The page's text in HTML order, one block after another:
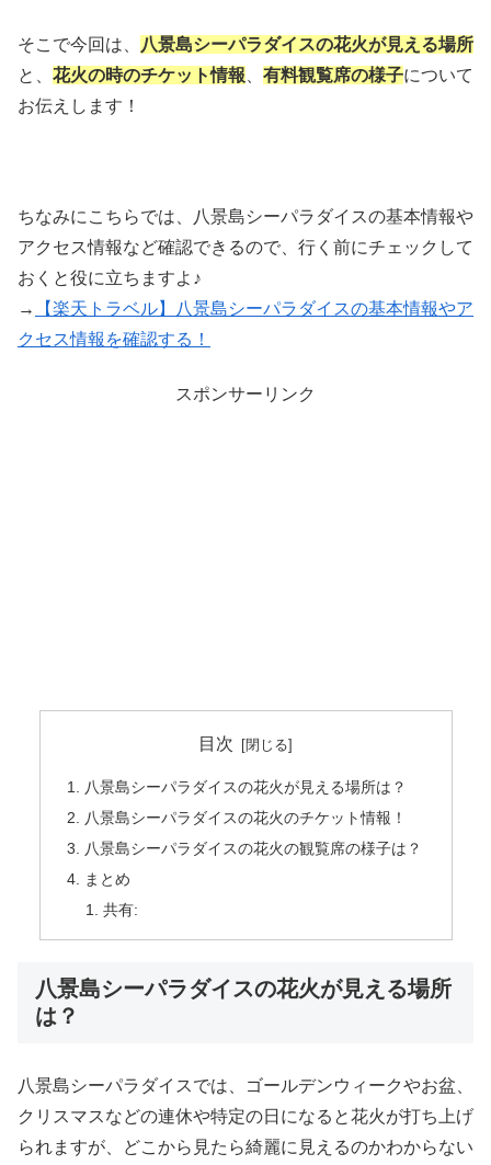
そこで今回は、
八景島シーパラダイスの花火が見える場所
と、 花火の時のチケット情報 有料観覧席の様子について
お伝えします！
ちなみにこちらでは、八景島シーパラダイスの基本情報や
アクセス情報など確認できるので、行く前にチェックして
おくと役に立ちますよ♪
→
【楽天トラベル】八景島シーパラダイスの基本情報やア
クセス情報を確認する！
スポンサーリンク
目次
八景島シーパラダイスの花火が見える場所は？
八景島シーパラダイスの花火のチケット情報！
八景島シーパラダイスの花火の観覧席の様子は？
まとめ
共有:
八景島シーパラダイスの花火が見える場所
は？
八景島シーパラダイスでは、ゴールデンウィークやお盆、
クリスマスなどの連休や特定の日になると花火が打ち上げ
られますが、どこから見たら綺麗に見えるのかわからない